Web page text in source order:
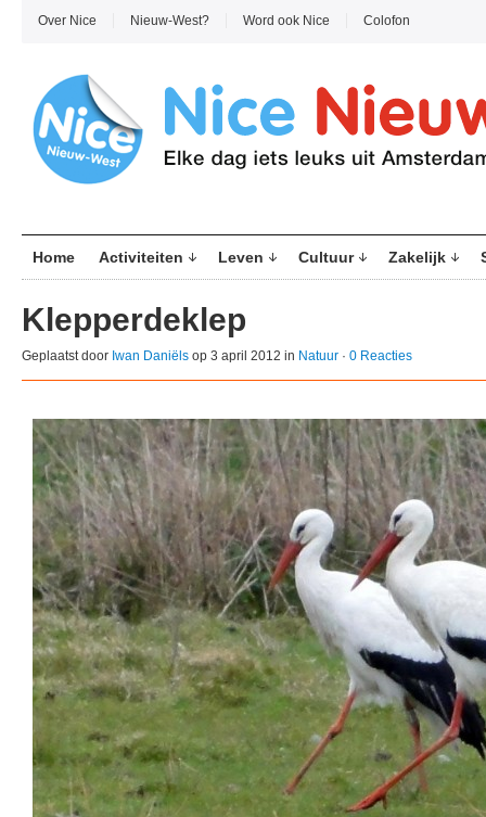
Over Nice Nieuw-West? Word ook Nice Colofon
Home Activiteiten Leven Cultuur Zakelijk
Klepperdeklep
Geplaatst door Iwan Daniëls op 3 april 2012 in Natuur · 0 Reacties